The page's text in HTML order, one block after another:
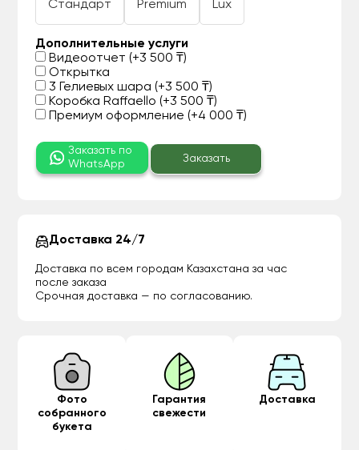
Стандарт Premium Lux
Дополнительные услуги
Видеоотчет (+3 500 ₸)
Открытка
3 Гелиевых шара (+3 500 ₸)
Коробка Raffaello (+3 500 ₸)
Премиум оформление (+4 000 ₸)
Заказать по
WhatsApp
Заказать
Доставка 24/7
Доставка по всем городам Казахстана за час
после заказа
Срочная доставка — по согласованию.
Фото
собранного
букета
Гарантия
свежести
Доставка